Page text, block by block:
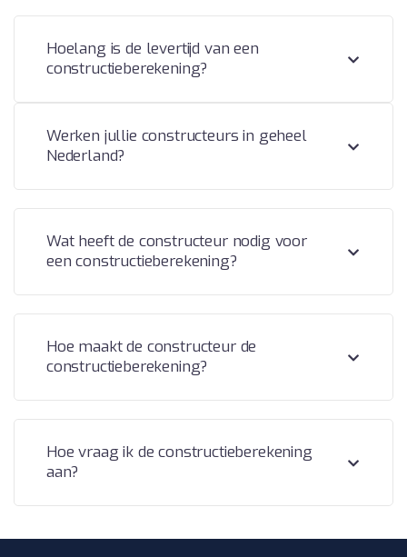
Hoelang is de levertijd van een
constructieberekening?
Werken jullie constructeurs in geheel
Nederland?
Wat heeft de constructeur nodig voor
een constructieberekening?
Hoe maakt de constructeur de
constructieberekening?
Hoe vraag ik de constructieberekening
aan?